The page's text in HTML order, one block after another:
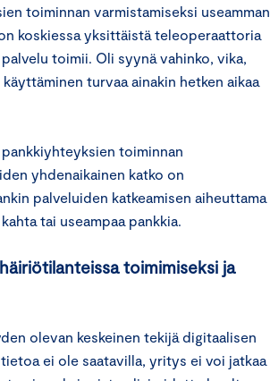
toiminnan varmistamiseksi useamman
koskiessa yksittäistä teleoperaattoria
toimii. Oli syynä vahinko, vika,
turvaa ainakin hetken aikaa
toiminnan
yhdenaikainen katko on
palveluiden katkeamisen aiheuttama
tai useampaa pankkia.
toimimiseksi ja
olevan keskeinen tekijä digitaalisen
ei ole saatavilla, yritys ei voi jatkaa